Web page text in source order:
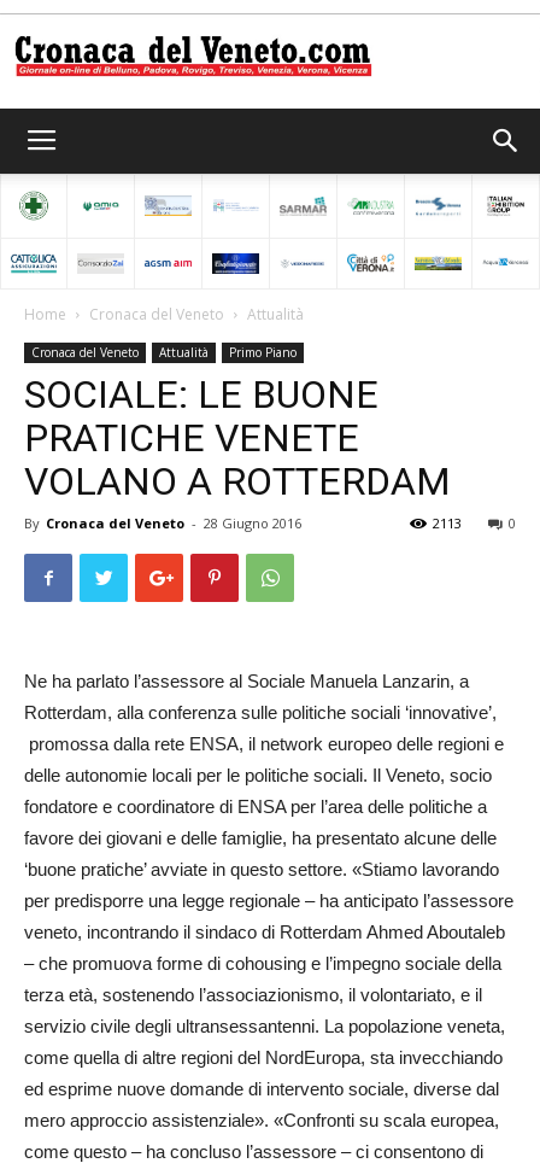
del
Veneto
Home Cronaca del Veneto Attualità
Cronaca del Veneto Attualità Primo Piano
SOCIALE: LE BUONE
PRATICHE VENETE
VOLANO A ROTTERDAM
By Cronaca del Veneto - 28 Giugno 2016 0
2113
Ne ha parlato l’assessore al Sociale Manu­ela Lanzarin, a
Rotter­dam, alla conferenza sulle politiche sociali ‘in­novative’,
promossa dalla rete EN­SA, il network europeo delle re­gioni e
delle autonomie locali per le politiche sociali. Il Veneto, socio
fondatore e coordinatore di ENSA per l’area delle politiche a
favore dei giovani e delle famiglie, ha presentato alcune delle
‘buo­ne pratiche’ avviate in questo settore. «Stiamo lavorando
per predisporre una legge regionale – ha anticipato l’assessore
veneto, incontrando il sindaco di Rotter­dam Ahmed Aboutaleb
– che promuova forme di cohousing e l’impegno sociale della
terza età, sostenendo l’associazionismo, il volontariato, e il
servizio civile degli ultransessantenni. La popolazione veneta,
come quella di altre regioni del NordEuropa, sta invecchiando
ed esprime nuove domande di intervento sociale, diverse dal
mero approccio assistenziale». «Confronti su scala europea,
come questo – ha concluso l’assessore – ci consentono di